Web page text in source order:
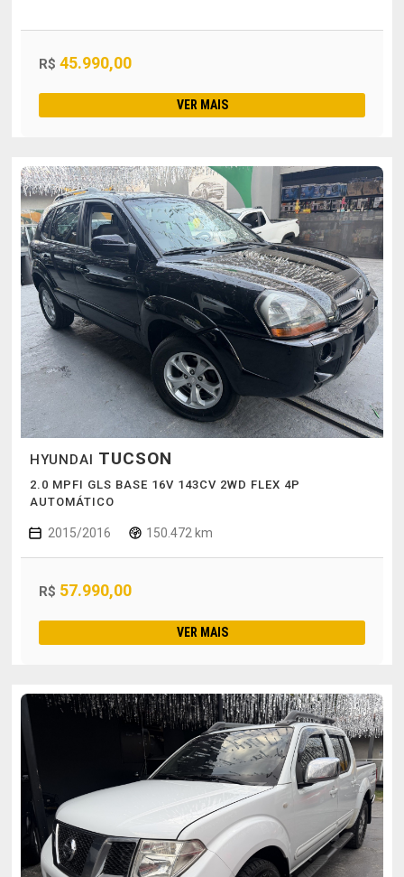
R$ 45.990,00
VER MAIS
HYUNDAI TUCSON
2.0 MPFI GLS BASE 16V 143CV 2WD FLEX 4P
AUTOMÁTICO
2015/2016 150.472 km
R$ 57.990,00
VER MAIS